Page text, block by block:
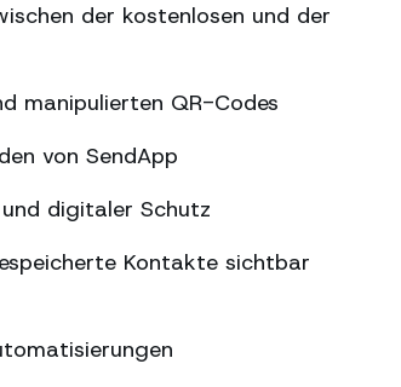
der kostenlosen und der
manipulierten QR-Codes
von SendApp
digitaler Schutz
Kontakte sichtbar